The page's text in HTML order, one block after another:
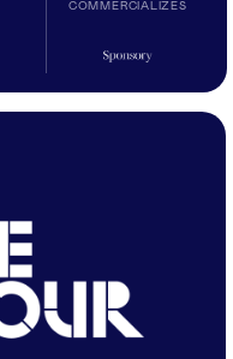
COMMERCIALIZES